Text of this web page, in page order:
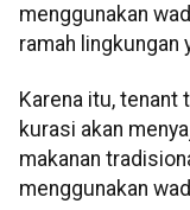
menggunakan
ramah lingkungan
Karena itu, tenant
kurasi akan
makanan
menggunakan